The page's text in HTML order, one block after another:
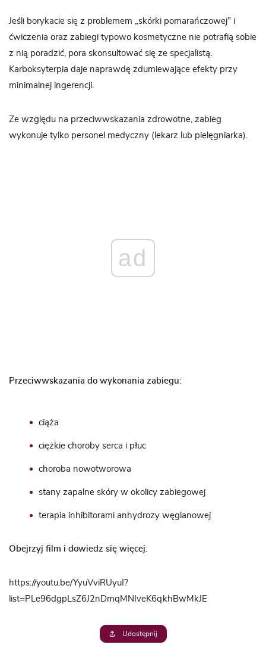
Jeśli borykacie się z problemem „skórki pomarańczowej” i
ćwiczenia oraz zabiegi typowo kosmetyczne nie potrafią sobie
z nią poradzić, pora skonsultować się ze specjalistą.
Karboksyterpia daje naprawdę zdumiewające efekty przy
minimalnej ingerencji.
Ze względu na przeciwwskazania zdrowotne, zabieg
wykonuje tylko personel medyczny (lekarz lub pielęgniarka).
ad
Przeciwwskazania do wykonania zabiegu:
ciąża
ciężkie choroby serca i płuc
choroba nowotworowa
stany zapalne skóry w okolicy zabiegowej
terapia inhibitorami anhydrozy węglanowej
Obejrzyj film i dowiedz się więcej:
https://youtu.be/YyuVviRUyuI?
list=PLe96dgpLsZ6J2nDmqMNIveK6qkhBwMkJE
Udostępnij